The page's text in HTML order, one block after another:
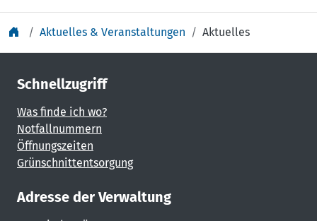
Aktuelles & Veranstaltungen Aktuelles
Schnellzugriff
Was finde ich wo?
Notfallnummern
Öffnungszeiten
Grünschnittentsorgung
Adresse der Verwaltung